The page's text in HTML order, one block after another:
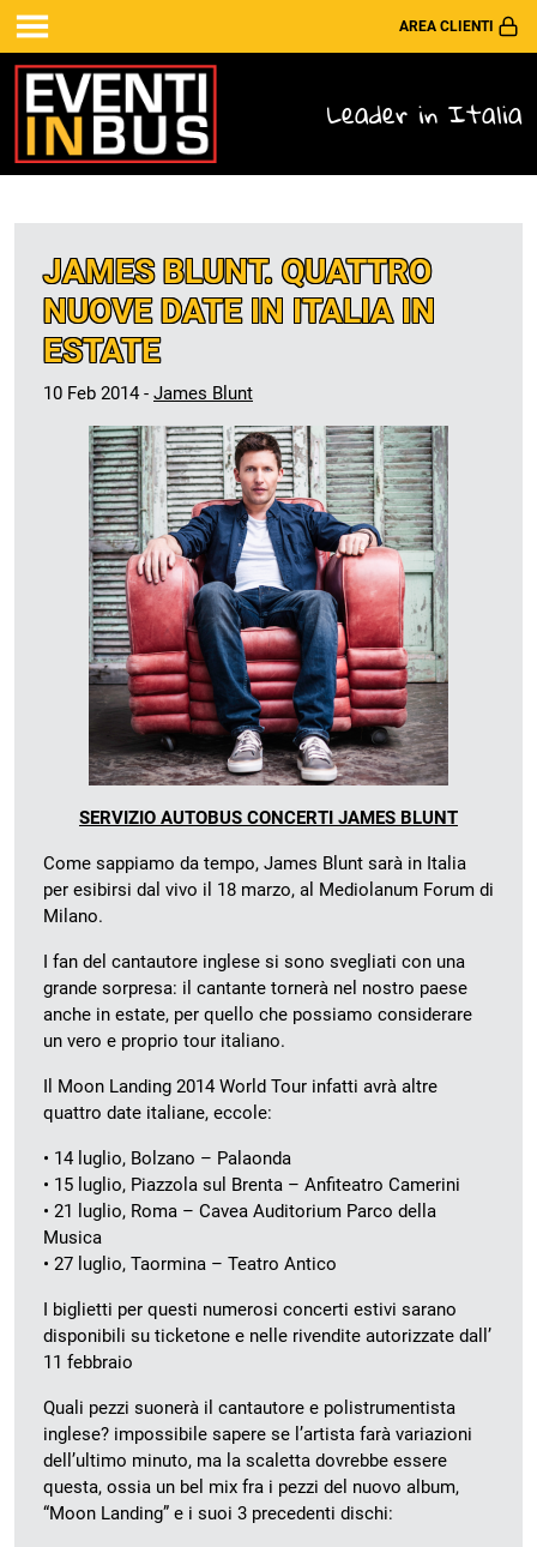
AREA CLIENTI
Leader in Italia
JAMES BLUNT. QUATTRO
NUOVE DATE IN ITALIA IN
ESTATE
10 Feb 2014 - James Blunt
SERVIZIO AUTOBUS CONCERTI JAMES BLUNT
Come sappiamo da tempo, James Blunt sarà in Italia
per esibirsi dal vivo il 18 marzo, al Mediolanum Forum di
Milano.
I fan del cantautore inglese si sono svegliati con una
grande sorpresa: il cantante tornerà nel nostro paese
anche in estate, per quello che possiamo considerare
un vero e proprio tour italiano.
Il Moon Landing 2014 World Tour infatti avrà altre
quattro date italiane, eccole:
• 14 luglio, Bolzano – Palaonda
• 15 luglio, Piazzola sul Brenta – Anfiteatro Camerini
• 21 luglio, Roma – Cavea Auditorium Parco della
Musica
• 27 luglio, Taormina – Teatro Antico
I biglietti per questi numerosi concerti estivi sarano
disponibili su ticketone e nelle rivendite autorizzate dall’
11 febbraio
Quali pezzi suonerà il cantautore e polistrumentista
inglese? impossibile sapere se l’artista farà variazioni
dell’ultimo minuto, ma la scaletta dovrebbe essere
questa, ossia un bel mix fra i pezzi del nuovo album,
“Moon Landing” e i suoi 3 precedenti dischi: